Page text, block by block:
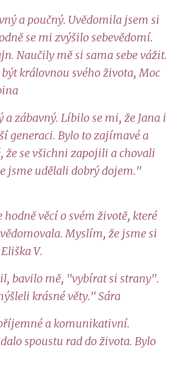
a poučný. Uvědomila jsem si
se mi zvýšilo sebevědomí.
Naučily mě si sama sebe vážit.
královnou svého života, Moc
a zábavný. Líbilo se mi, že Jana i
generaci. Bylo to zajímavé a
že se všichni zapojili a chovali
jsme udělali dobrý dojem."
hodně věcí o svém životě, které
Myslím, že jsme si
V.
bavilo mě, "vybírat si strany".
krásné věty." Sára
a komunikativní.
spoustu rad do života. Bylo